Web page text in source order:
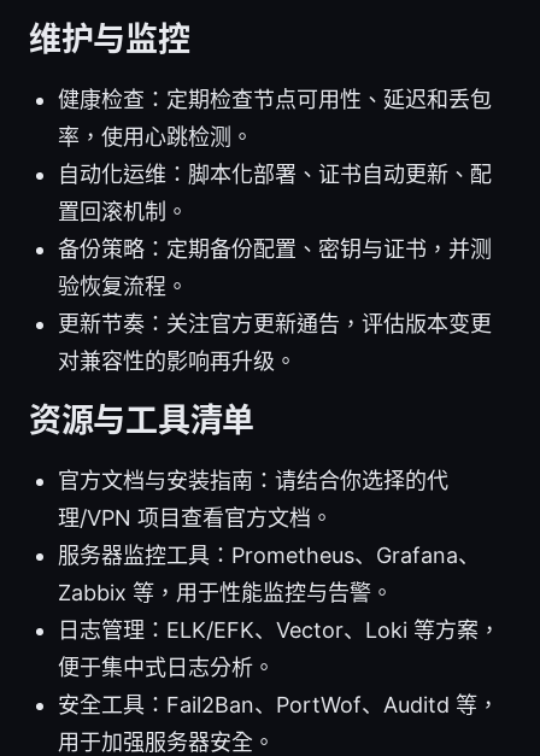
维护与监控
健康检查：定期检查节点可用性、延迟和丢包
率，使用心跳检测。
自动化运维：脚本化部署、证书自动更新、配
置回滚机制。
备份策略：定期备份配置、密钥与证书，并测
验恢复流程。
更新节奏：关注官方更新通告，评估版本变更
对兼容性的影响再升级。
资源与工具清单
官方文档与安装指南：请结合你选择的代
理/VPN 项目查看官方文档。
服务器监控工具：Prometheus、Grafana、
Zabbix 等，用于性能监控与告警。
日志管理：ELK/EFK、Vector、Loki 等方案，
便于集中式日志分析。
安全工具：Fail2Ban、PortWof、Auditd 等，
用于加强服务器安全。